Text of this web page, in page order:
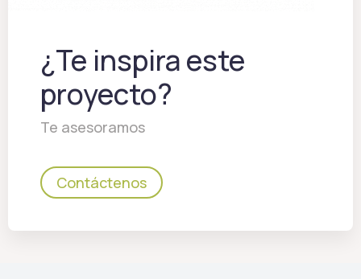
¿Te inspira este
proyecto?
Te asesoramos
Contáctenos